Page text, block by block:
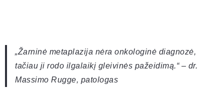
„Žarninė metaplazija nėra onkologinė diagnozė,
tačiau ji rodo ilgalaikį gleivinės pažeidimą.“ – dr.
Massimo Rugge, patologas